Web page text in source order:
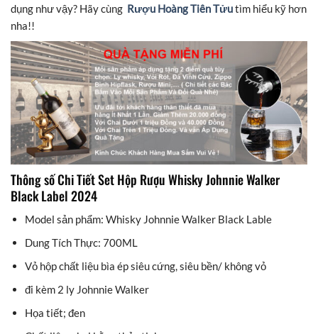
dụng như vậy? Hãy cùng Rượu Hoàng Tiên Tửutìm hiểu kỹ hơn
nha!!
Thông số Chi Tiết Set Hộp Rượu Whisky Johnnie Walker
Black Label 2024
Model sản phẩm: Whisky Johnnie Walker Black Lable
Dung Tích Thực: 700ML
Vỏ hộp chất liệu bìa ép siêu cứng, siêu bền/ không vỏ
đi kèm 2 ly Johnnie Walker
Họa tiết; đen